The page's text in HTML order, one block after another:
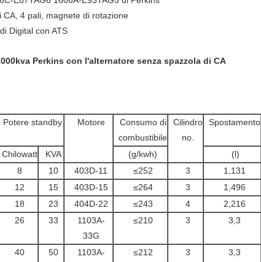
4 pali, magnete di rotazione
Digital con ATS
Perkins con l'alternatore senza spazzola di CA
Potere standby Motore
Consumo di
combustibile
Cilindro
no.
Spostamento
Chilowatt KVA (g/kwh) (l)
8 10 403D-11 ≤252 3 1,131
12 15 403D-15 ≤264 3 1,496
18 23 404D-22 ≤243 4 2,216
26 33
1103A-
33G
≤210 3 3,3
40 50
1103A-
≤212 3 3,3